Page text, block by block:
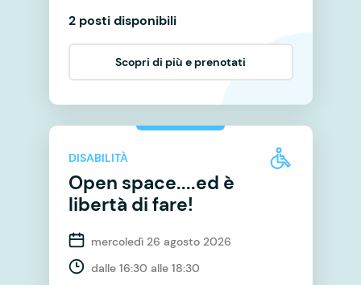
2 posti disponibili
Scopri di più e prenotati
DISABILITÀ
Open space....ed è
libertà di fare!
mercoledì 26 agosto 2026
dalle 16:30 alle 18:30